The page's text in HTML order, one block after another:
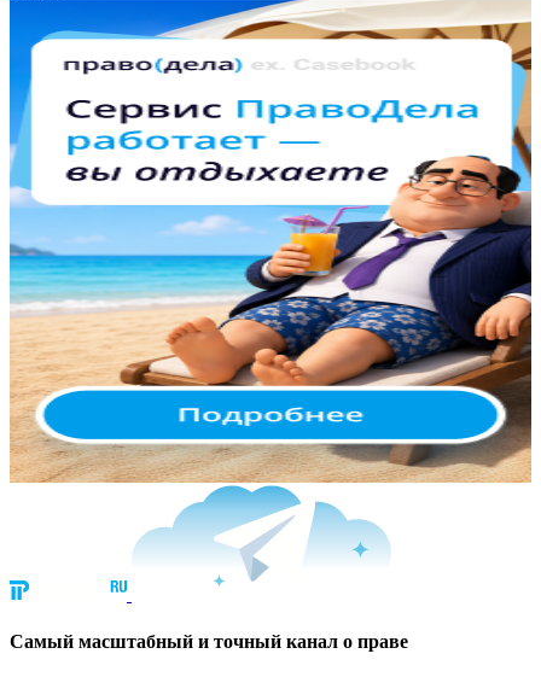
Cамый масштабный и точный канал о праве